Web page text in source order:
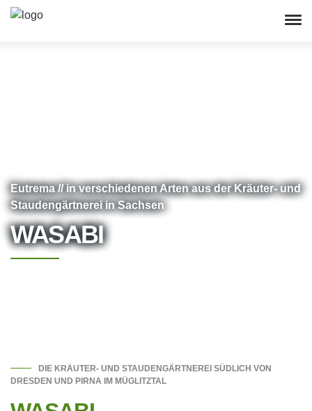
Eutrema // in verschiedenen Arten aus der Kräuter- und
Staudengärtnerei in Sachsen
WASABI
DIE KRÄUTER- UND STAUDENGÄRTNEREI SÜDLICH VON
DRESDEN UND PIRNA IM MÜGLITZTAL